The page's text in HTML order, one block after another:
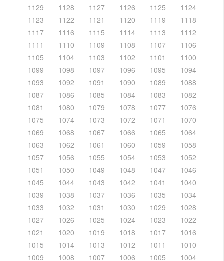
1129
1128 1127 1126 1125
1124
1123
1122 1121 1120 1119
1118
1117
1116 1115 1114 1113
1112
1111
1110 1109 1108 1107
1106
1105
1104 1103 1102 1101
1100
1099
1098 1097 1096 1095
1094
1093
1092 1091 1090 1089
1088
1087
1086 1085 1084 1083
1082
1081
1080 1079 1078 1077
1076
1075
1074 1073 1072 1071
1070
1069
1068 1067 1066 1065
1064
1063
1062 1061 1060 1059
1058
1057
1056 1055 1054 1053
1052
1051
1050 1049 1048 1047
1046
1045
1044 1043 1042 1041
1040
1039
1038 1037 1036 1035
1034
1033
1032 1031 1030 1029
1028
1027
1026 1025 1024 1023
1022
1021
1020 1019 1018 1017
1016
1015
1014 1013 1012 1011
1010
1009
1008 1007 1006 1005 1004